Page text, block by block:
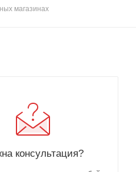
магазинах
консультация?